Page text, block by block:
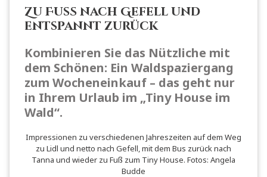
Zu Fuß nach Gefell und
entspannt zurück
Kombinieren Sie das Nützliche mit
dem Schönen: Ein Waldspaziergang
zum Wocheneinkauf – das geht nur
in Ihrem Urlaub im „Tiny House im
Wald“.
Impressionen zu verschiedenen Jahreszeiten auf dem Weg
zu Lidl und netto nach Gefell, mit dem Bus zurück nach
Tanna und wieder zu Fuß zum Tiny House. Fotos: Angela
Budde